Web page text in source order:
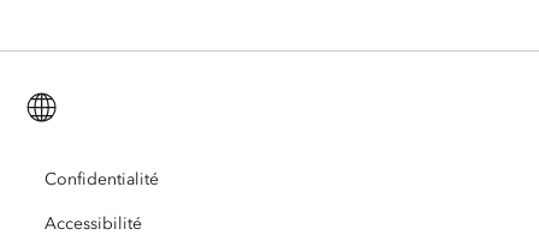
Recherche et tests utilisateur
Réseau des jeunes professionnels Esri
Événements
Formation
ArcUser
ArcNews
Carrières
Ouverture
ArcGIS for Student Use
Protection de l’environnement
Confidentialité
Accessibilité